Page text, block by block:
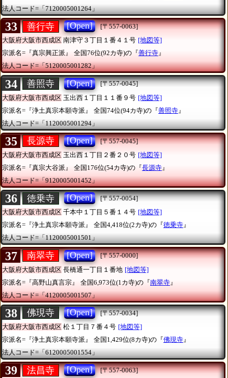
法人コード=「7120005001264」
33 善行寺 [Open]
[〒557-0063]
大阪府大阪市西成区 南津守３丁目１番４１号 [地図等]
宗派名=『真宗興正派』
全国76位(92カ寺)の『善行寺』
法人コード=「5120005001282」
34 善照寺 [Open]
[〒557-0045]
大阪府大阪市西成区 玉出西１丁目１１番９号 [地図等]
宗派名=『浄土真宗本願寺派』
全国74位(94カ寺)の『善照寺 』
法人コード=「1120005001294」
35 長源寺 [Open]
[〒557-0045]
大阪府大阪市西成区 玉出西１丁目２番２０号 [地図等]
宗派名=『真宗大谷派』
全国176位(54カ寺)の『長源寺 』
法人コード=「9120005001452」
36 徳乗寺 [Open]
[〒557-0054]
大阪府大阪市西成区 千本中１丁目５番１４号 [地図等]
宗派名=『浄土真宗本願寺派』
全国4,418位(2カ寺)の『徳乗寺』
法人コード=「1120005001501」
37 南翠寺 [Open]
[〒557-0000]
大阪府大阪市西成区 長橋通一丁目１番地 [地図等]
宗派名=『高野山真言宗』
全国6,973位(1カ寺)の『南翠寺 』
法人コード=「4120005001507」
38 佛現寺 [Open]
[〒557-0034]
大阪府大阪市西成区 松１丁目７番４号 [地図等]
宗派名=『浄土真宗本願寺派』
全国1,429位(8カ寺)の『佛現寺 』
法人コード=「6120005001554」
39 法昌寺 [Open]
[〒557-0063]